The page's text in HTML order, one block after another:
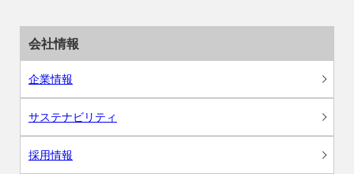
会社情報
企業情報
サステナビリティ
採用情報